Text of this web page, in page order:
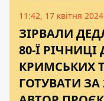
11:42, 17 квітня 2024
ЗІРВАЛИ
80-Ї РІЧНИЦІ
КРИМСЬКИХ
ГОТУВАТИ ЗА